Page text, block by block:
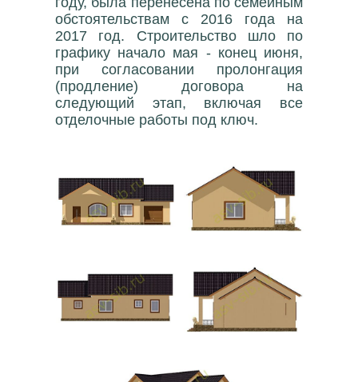
обстоятельствам с 2016 года на
2017 год. Строительство шло по
графику начало мая - конец июня,
при согласовании пролонгация
(продление) договора на
следующий этап, включая все
отделочные работы под ключ.